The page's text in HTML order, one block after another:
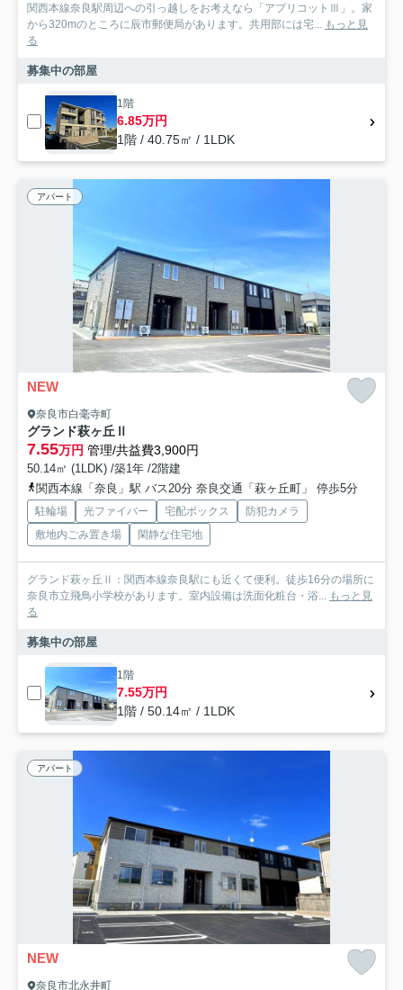
関西本線奈良駅周辺への引っ越しをお考えなら「アプリコットⅢ」。家
から320mのところに辰市郵便局があります。共用部には宅...
もっと見
る
募集中の部屋
1階
6.85万円
1階 / 40.75㎡ / 1LDK
アパート
NEW
奈良市白毫寺町
グランド萩ヶ丘Ⅱ
7.55万円 管理/共益費3,900円
50.14㎡ (1LDK) /築1年 /2階建
関西本線「奈良」駅 バス20分 奈良交通「萩ヶ丘町」 停歩5分
駐輪場 光ファイバー 宅配ボックス
防犯カメラ
敷地内ごみ置き場
閑静な住宅地
グランド萩ヶ丘Ⅱ：関西本線奈良駅にも近くて便利。徒歩16分の場所に
奈良市立飛鳥小学校があります。室内設備は洗面化粧台・浴...
もっと見
る
募集中の部屋
1階
7.55万円
1階 / 50.14㎡ / 1LDK
アパート
NEW
奈良市北永井町